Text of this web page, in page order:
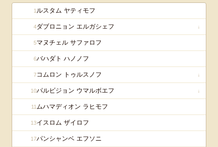
1 ルスタム ヤティモフ
4ダブロニョン エルガシェフ ↓
5マヌチェル サファロフ
6バハダト ハノノフ
7コムロン トゥルスノフ ↓
10パルビジョン ウマルボエフ ↓
11ムハマディオン ラヒモフ
13イスロム ザイロフ
17パンシャンベ エフソニ